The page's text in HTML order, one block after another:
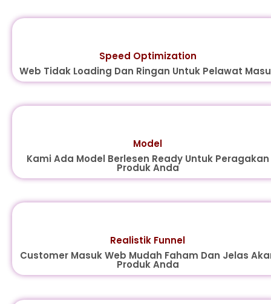
Speed Optimization
Web Tidak Loading Dan Ringan Untuk Pelawat
Model
Kami Ada Model Berlesen Ready Untuk Peragakan
Produk Anda
Realistik Funnel
Customer Masuk Web Mudah Faham Dan Jelas
Produk Anda